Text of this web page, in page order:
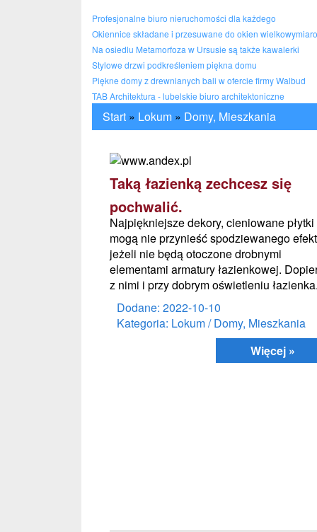
Profesjonalne biuro nieruchomości dla każdego
Okiennice składane i przesuwane do okien
Na osiedlu Metamorfoza w Ursusie są także kawalerki
Stylowe drzwi podkreśleniem piękna domu
Piękne domy z drewnianych bali w ofercie firmy Walbud
TAB Architektura - lubelskie biuro architektoniczne
Start » Lokum » Domy, Mieszkania
Taką łazienką zechcesz się
pochwalić.
Najpiękniejsze dekory, cieniowane płytki
mogą nie przynieść spodziewanego
jeżeli nie będą otoczone drobnymi
elementami armatury łazienkowej.
z nimi i przy dobrym oświetleniu
Dodane: 2022-10-10
Kategoria: Lokum / Domy, Mieszkania
Więcej »